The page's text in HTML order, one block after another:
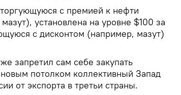
с премией к нефти
установлена на уровне $100 за
с дисконтом (например, мазут)
запретил сам себе закупать
потолком коллективный Запад
от экспорта в третьи страны.